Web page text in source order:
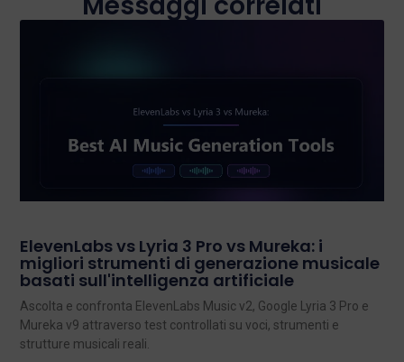
ElevenLabs vs Lyria 3 Pro vs Mureka: i
migliori strumenti di generazione musicale
basati sull'intelligenza artificiale
Ascolta e confronta ElevenLabs Music v2, Google Lyria 3 Pro e
Mureka v9 attraverso test controllati su voci, strumenti e
strutture musicali reali.